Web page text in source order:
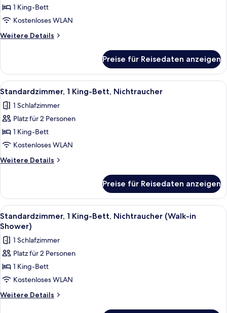
1 King-
Bett,
Nichtraucher
anzeigen
1 King-Bett
Kostenloses WLAN
Weitere Details
Weitere
1 King-
Bett,
Nichtraucher
Preise für Reisedaten anzeigen
Alle
Fotos
für
Standardzimmer,
1 King-
Bett,
Nichtraucher
anzeigen
Ein Schlafzimmer mit
5
Standardzimmer, 1 King-Bett, Nichtraucher
1 Schlafzimmer
Platz für 2 Personen
1 King-Bett
Kostenloses WLAN
Weitere Details
Weitere
1 King-
Bett,
Nichtraucher
Preise für Reisedaten anzeigen
Alle
Fotos
für
Standardzimmer,
1 King-
Bett,
Nichtraucher
(Walk-
Ein gemütliches Zimmer mit einem
4
Standardzimmer, 1 King-Bett, Nichtraucher (Walk-in
Shower)
1 Schlafzimmer
Platz für 2 Personen
1 King-Bett
Kostenloses WLAN
Weitere Details
Weitere